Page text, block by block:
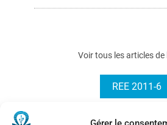
Voir tous les articles de
REE 2011-6